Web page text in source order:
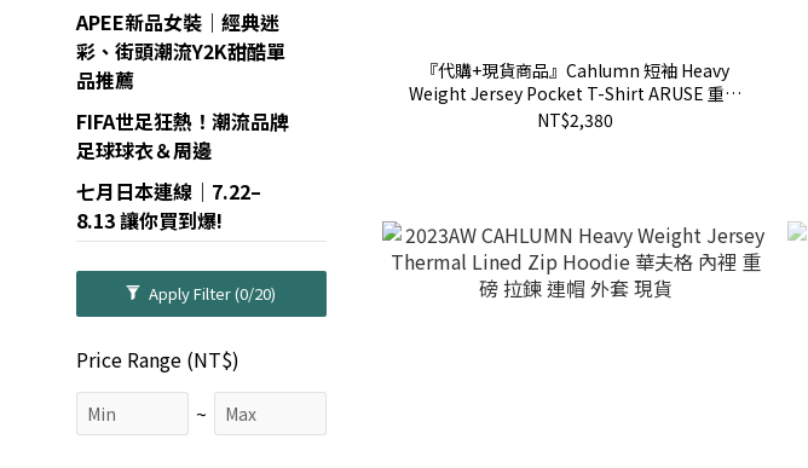
APEE新品女裝｜經典迷
彩、街頭潮流Y2K甜酷單
品推薦
FIFA世足狂熱！潮流品牌
足球球衣＆周邊
七月日本連線｜7.22–
8.13 讓你買到爆!
Apply Filter(0/20)
Price Range (NT$)
~
『代購+現貨商品』Cahlumn 短袖 Heavy
Weight Jersey Pocket T-Shirt ARUSE 重磅
刺繡 口袋 短T 現貨 1026390900015
NT$2,380